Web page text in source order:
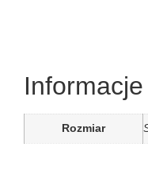
Rozmiar